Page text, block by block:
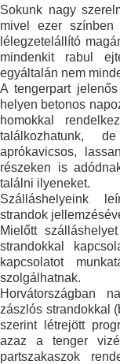
Sokunk nagy
mivel ezer színben
lélegzetelállító
mindenkit rabul
egyáltalán nem
A tengerpart
helyen betonos
homokkal
találkozhatunk,
aprókavicsos,
részeken is
találni ilyeneket.
Szálláshelyeink
strandok
Mielőtt
strandokkal
kapcsolatot
szolgálhatnak.
Horvátországban
zászlós strandokkal
szerint létrejött
azaz a tenger
partszakaszok